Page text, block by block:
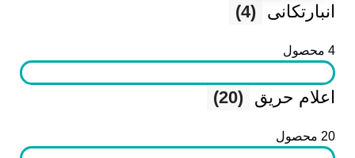
انبارتکانی (4)
4 محصول
اعلام حریق (20)
20 محصول